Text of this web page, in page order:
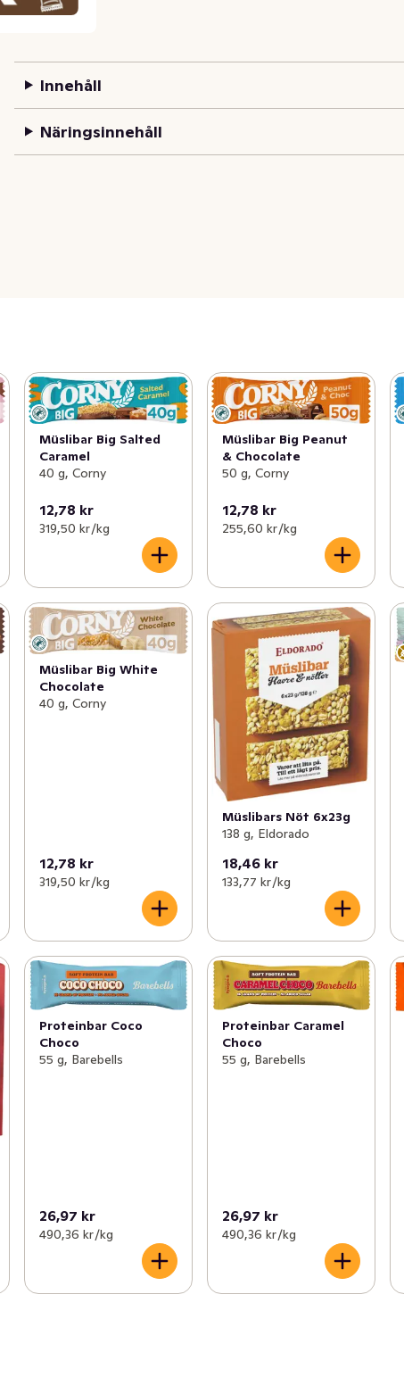
Innehåll
Näringsinnehåll
Müslibar Big Salted
Caramel
40 g, Corny
12,78 kr
319,50 kr /kg
Müslibar Big Peanut
& Chocolate
50 g, Corny
12,78 kr
255,60 kr /kg
Müslibar Big White
Chocolate
40 g, Corny
12,78 kr
319,50 kr /kg
Müslibars Nöt 6x23g
138 g, Eldorado
18,46 kr
133,77 kr /kg
Proteinbar Coco
Choco
55 g, Barebells
26,97 kr
490,36 kr /kg
Proteinbar Caramel
Choco
55 g, Barebells
26,97 kr
490,36 kr /kg